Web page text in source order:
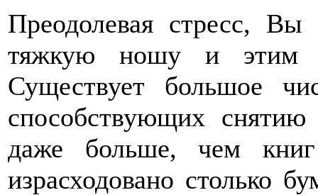
Преодолевая стресс, Вы
тяжкую ношу и этим
Существует большое
способствующих
даже больше, чем
израсходовано столько